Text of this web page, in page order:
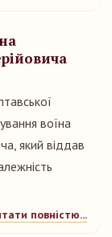
воїна
який віддав
повністю...